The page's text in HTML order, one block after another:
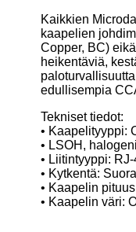
Kaikkien
kaapelien
Copper, BC)
heikentäviä,
edullisempia
Tekniset tiedot:
• Kaapelityyppi:
• LSOH,
• Liitintyyppi:
• Kytkentä: Suora
• Kaapelin
• Kaapelin väri: